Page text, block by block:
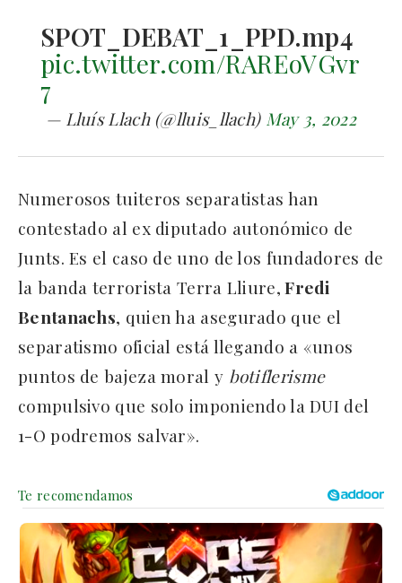
SPOT_DEBAT_1_PPD.mp4
pic.twitter.com/RAREoVGvr
7
— Lluís Llach (@lluis_llach) May 3, 2022
Numerosos tuiteros separatistas han
contestado al ex diputado autonómico de
Junts. Es el caso de uno de los fundadores de
la banda terrorista Terra Lliure,Fredi
Bentanachs, quien ha asegurado que el
separatismo oficial está llegando a «unos
puntos de bajeza moral y botiflerisme
compulsivo que solo imponiendo la DUI del
1-O podremos salvar».